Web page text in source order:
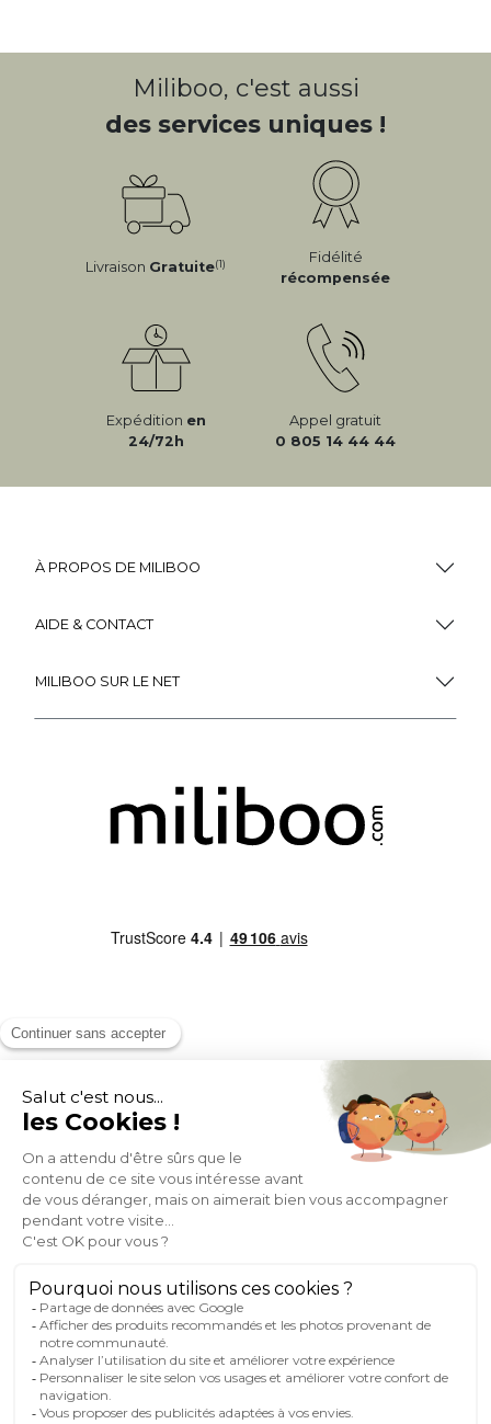
Miliboo, c'est aussi
des services uniques !
Livraison Gratuite(1)
Fidélité
récompensée
Expédition en
24/72h
Appel gratuit
0 805 14 44 44
À PROPOS DE MILIBOO
AIDE & CONTACT
MILIBOO SUR LE NET
MOYENS DE PAIEMENT
FRANCE